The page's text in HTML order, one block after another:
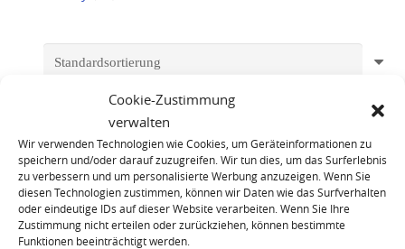
Cookie-Zustimmung
verwalten
Wir verwenden Technologien wie Cookies, um Geräteinformationen zu
speichern und/oder darauf zuzugreifen. Wir tun dies, um das Surferlebnis
zu verbessern und um personalisierte Werbung anzuzeigen. Wenn Sie
diesen Technologien zustimmen, können wir Daten wie das Surfverhalten
oder eindeutige IDs auf dieser Website verarbeiten. Wenn Sie Ihre
Zustimmung nicht erteilen oder zurückziehen, können bestimmte
Funktionen beeinträchtigt werden.